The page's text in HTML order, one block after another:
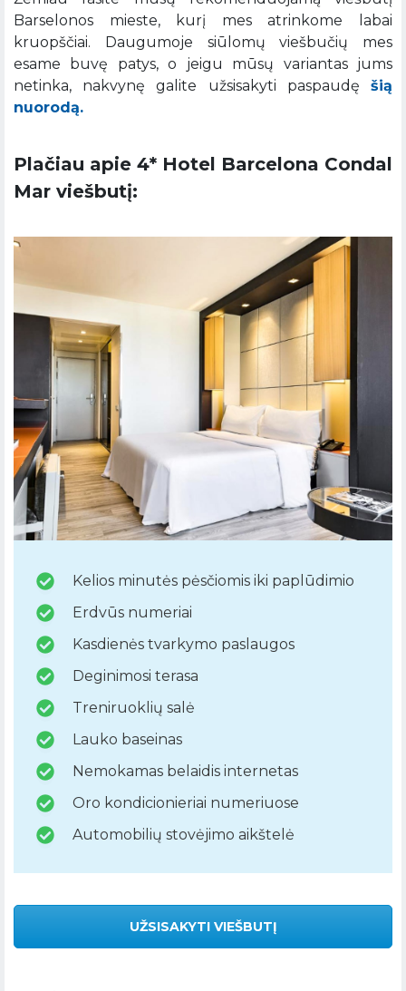
Barselonos mieste, kurį mes atrinkome labai
kruopščiai. Daugumoje siūlomų viešbučių mes
esame buvę patys, o jeigu mūsų variantas jums
netinka, nakvynę galite užsisakyti paspaudę šią
nuorodą.
Plačiau apie 4* Hotel Barcelona Condal
Mar viešbutį:
Kelios minutės pėsčiomis iki paplūdimio
Erdvūs numeriai
Kasdienės tvarkymo paslaugos
Deginimosi terasa
Treniruoklių salė
Lauko baseinas
Nemokamas belaidis internetas
Oro kondicionieriai numeriuose
Automobilių stovėjimo aikštelė
UŽSISAKYTI VIEŠBUTĮ